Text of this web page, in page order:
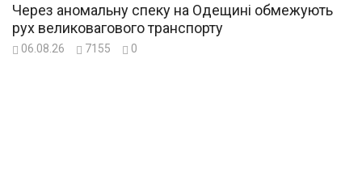
Через аномальну спеку на Одещині обмежують
рух великовагового транспорту
06.08.26 7155 0